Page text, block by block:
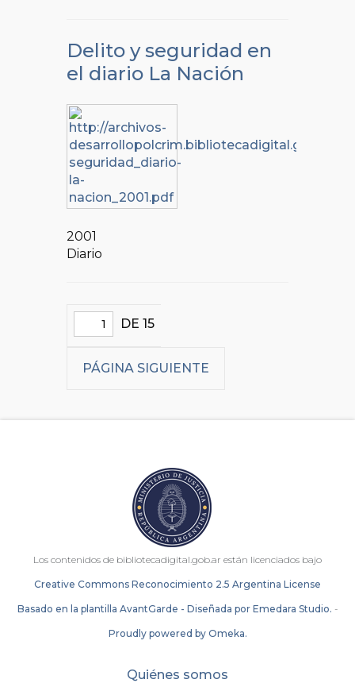
Delito y seguridad en
el diario La Nación
2001
Diario
DE 15
PÁGINA SIGUIENTE
Los contenidos de bibliotecadigital.gob.ar están licenciados bajo
Creative Commons Reconocimiento 2.5 Argentina License
Basado en la plantilla AvantGarde - Diseñada por Emedara Studio. -
Proudly powered by Omeka.
Quiénes somos